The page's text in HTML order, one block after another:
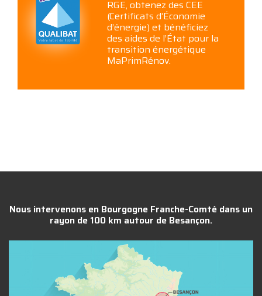
RGE, obtenez des CEE
(Certificats d’Économie
d’énergie) et bénéficiez
des aides de l’État pour la
transition énergétique
MaPrimRénov.
Nous intervenons en Bourgogne Franche-Comté dans un
rayon de 100 km autour de Besançon.